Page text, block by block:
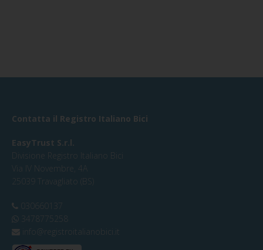
Contatta il Registro Italiano Bici
EasyTrust S.r.l.
Divisione Registro Italiano Bici
Via IV Novembre, 4A
25039 Travagliato (BS)
030660137
3478775258
info@registroitalianobici.it